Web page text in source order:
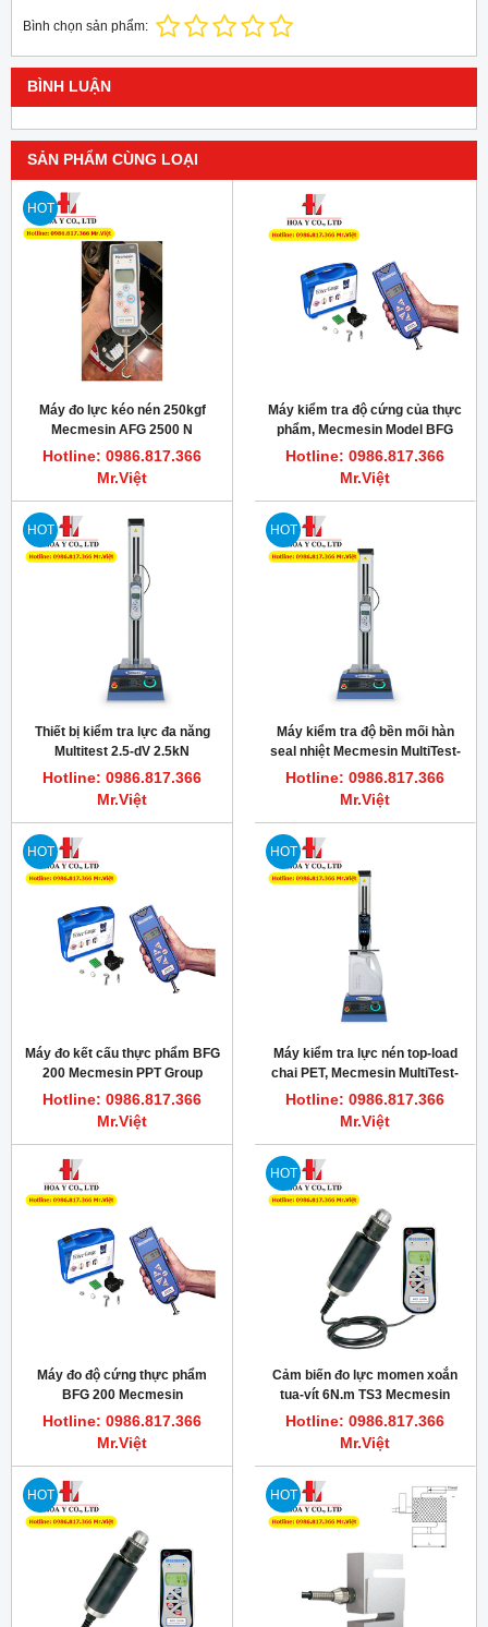
Bình chọn sản phẩm:
BÌNH LUẬN
SẢN PHẨM CÙNG LOẠI
HOT
Máy đo lực kéo nén 250kgf
Mecmesin AFG 2500 N
Hotline: 0986.817.366
Mr.Việt
Máy kiểm tra độ cứng của thực
phẩm, Mecmesin Model BFG
200N
Hotline: 0986.817.366
Mr.Việt
HOT
Thiết bị kiểm tra lực đa năng
Multitest 2.5-dV 2.5kN
Mecmesin
Hotline: 0986.817.366
Mr.Việt
HOT
Máy kiểm tra độ bền mối hàn
seal nhiệt Mecmesin MultiTest-
dV 2.5N
Hotline: 0986.817.366
Mr.Việt
HOT
Máy đo kết cấu thực phẩm BFG
200 Mecmesin PPT Group
Hotline: 0986.817.366
Mr.Việt
HOT
Máy kiểm tra lực nén top-load
chai PET, Mecmesin MultiTest-
dV 2.5kN
Hotline: 0986.817.366
Mr.Việt
Máy đo độ cứng thực phẩm
BFG 200 Mecmesin
Hotline: 0986.817.366
Mr.Việt
HOT
Cảm biến đo lực momen xoắn
tua-vít 6N.m TS3 Mecmesin
871-003
Hotline: 0986.817.366
Mr.Việt
HOT HOT